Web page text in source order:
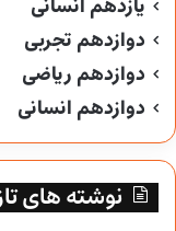
یازدهم انسانی
دوازدهم تجربی
دوازدهم ریاضی
دوازدهم انسانی
نوشته های